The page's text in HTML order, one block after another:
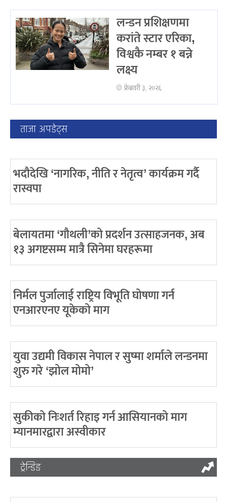
लन्डन प्रशिक्षणमा
करांते स्टार एरिका,
विश्वकै नम्बर १ बन्ने
लक्ष्य
फ्रेब्रवरी ३, २०२६
ताजा अपडेट्स
भदौदेखि ‘नागरिक, नीति र नेतृत्व’ कार्यक्रम गर्दै
रास्वपा
बेलायतमा ‘गौथली’को प्रदर्शन उत्साहजनक, अब
१३ अगष्टसम्म मात्रै सिनेमा घरहरूमा
निर्मल पुर्जालाई राष्ट्रिय विभूति घोषणा गर्न
एनआरएनए यूकेको माग
युवा उद्यमी विकास नेपाल र सुष्मा शर्माले लन्डनमा
शुरु गरे ‘झोल मोमो’
सुकीको निःशर्त रिहाइ गर्न आसियानको माग
म्यानमारद्वारा अस्वीकार
ट्रेन्डिङ